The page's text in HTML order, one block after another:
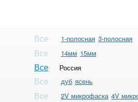
Все 1-полосная 3-полосная
Все 14мм 15мм
Все Россия
Все дуб ясень
Все 2V микрофаска 4V